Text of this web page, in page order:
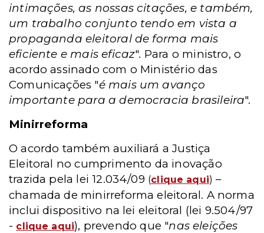
intimações, as nossas citações, e também,
um trabalho conjunto tendo em vista a
propaganda eleitoral de forma mais
eficiente e mais eficaz". Para o ministro, o
acordo assinado com o Ministério das
Comunicações "é mais um avanço
importante para a democracia brasileira".
Minirreforma
O acordo também auxiliará a Justiça
Eleitoral no cumprimento da inovação
trazida pela lei 12.034/09 (clique aqui) –
chamada de minirreforma eleitoral. A norma
inclui dispositivo na lei eleitoral (lei 9.504/97
- clique aqui), prevendo que "nas eleições